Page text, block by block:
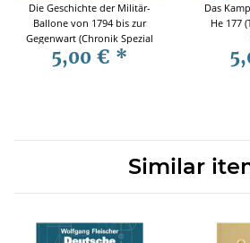
Die Geschichte der Militär-
Ballone von 1794 bis zur
Gegenwart (Chronik Spezial
5)
5,00 € *
Das
He 177
Similar